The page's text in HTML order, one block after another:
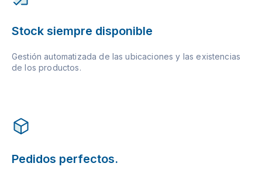
Stock siempre disponible
Gestión automatizada de las ubicaciones y las existencias
de los productos.
Pedidos perfectos.